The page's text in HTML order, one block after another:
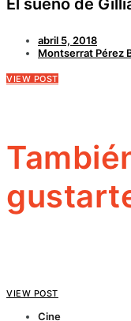
abril 5, 2018
Montserrat Pérez
VIEW POST
VIEW POST
Cine